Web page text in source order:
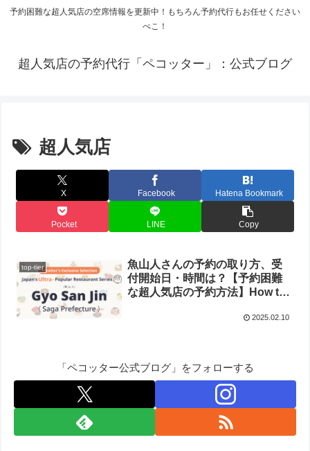
予約困難な超人気店の空席情報を更新中！もちろん予約代行もお任せください
ぺこ！
超人気店の予約代行「ペコッター」：公式ブログ
超人気店
X Facebook Hatena Bookmark
Pocket LINE Copy
top-tier
魚山人さんの予約の取り方、受
付開始日・時間は？【予約困難
な超人気店の予約方法】How to
Jin? Reservation Start Date &
Popular and Hard-to-Reserve
Restaurant】
2025.02.10
「ペコッター公式ブログ」をフォローする